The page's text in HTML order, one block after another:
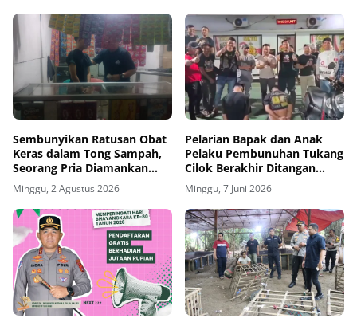
Sembunyikan Ratusan Obat
Keras dalam Tong Sampah,
Seorang Pria Diamankan
Polsek Cisoka Polresta
Tangerang
Minggu, 2 Agustus 2026
Pelarian Bapak dan Anak
Pelaku Pembunuhan Tukang
Cilok Berakhir Ditangan
Polisi
Minggu, 7 Juni 2026